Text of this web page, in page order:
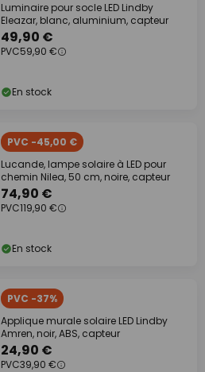
Luminaire pour socle LED Lindby
Eleazar, blanc, aluminium, capteur
49,90 €
PVC59,90 €
En stock
PVC -45,00 €
Lucande, lampe solaire à LED pour
chemin Nilea, 50 cm, noire, capteur
74,90 €
PVC119,90 €
En stock
PVC -37%
Applique murale solaire LED Lindby
Amren, noir, ABS, capteur
24,90 €
PVC39,90 €